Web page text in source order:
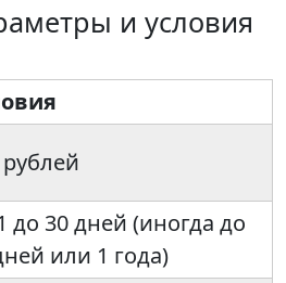
и условия
до 30 дней (иногда до
или 1 года)